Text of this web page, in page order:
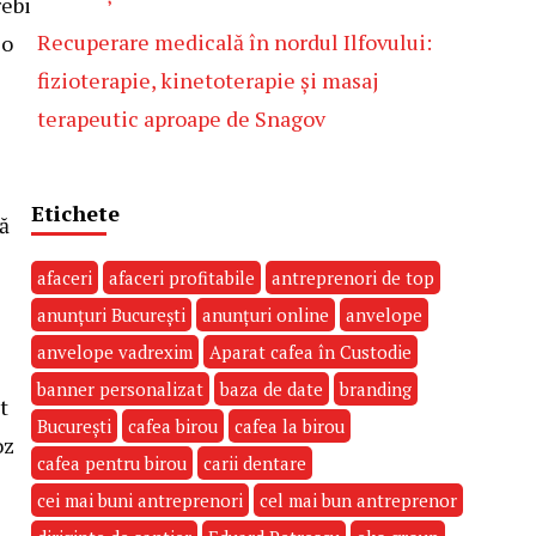
Recuperare medicală în nordul Ilfovului:
fizioterapie, kinetoterapie și masaj
terapeutic aproape de Snagov
Etichete
afaceri afaceri profitabile
antreprenori de top
anunțuri București
anunțuri online
anvelope
anvelope vadrexim
Aparat cafea în Custodie
banner personalizat
baza de date
branding
București
cafea birou
cafea la birou
cafea pentru birou
carii dentare
cei mai buni antreprenori
cel mai bun antreprenor